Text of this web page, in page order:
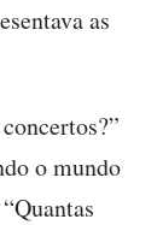
as
o mundo